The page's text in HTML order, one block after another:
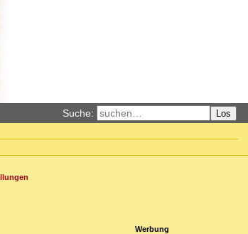
Suche: Los
Werbung